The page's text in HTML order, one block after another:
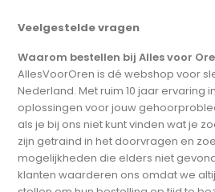
Veelgestelde vragen
Waarom bestellen bij Alles voor
AllesVoorOren is dé webshop voor
Nederland. Met ruim 10 jaar ervaring
oplossingen voor jouw
als je bij ons niet kunt vinden wat je
zijn getraind in het doorvragen en
mogelijkheden die elders niet
klanten waarderen ons omdat we